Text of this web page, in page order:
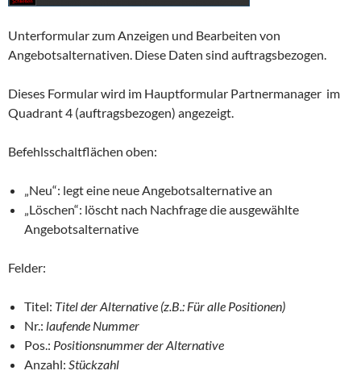
Unterformular zum Anzeigen und Bearbeiten von
Angebotsalternativen. Diese Daten sind auftragsbezogen.
Dieses Formular wird im Hauptformular Partnermanager im
Quadrant 4 (auftragsbezogen) angezeigt.
Befehlsschaltflächen oben:
„Neu“: legt eine neue Angebotsalternative an
„Löschen“: löscht nach Nachfrage die ausgewählte
Angebotsalternative
Felder:
Titel: Titel der Alternative (z.B.: Für alle Positionen)
Nr.: laufende Nummer
Pos.: Positionsnummer der Alternative
Anzahl: Stückzahl